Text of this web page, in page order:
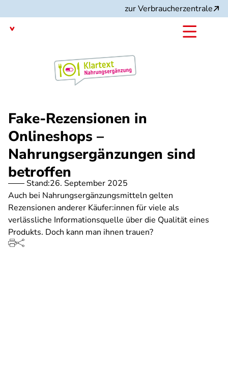
zum
Inhalt
zur Verbraucherzentrale
Fake-Rezensionen in
Onlineshops –
Nahrungsergänzungen sind
betroffen
Stand:26. September 2025
Auch bei Nahrungsergänzungsmitteln gelten
Rezensionen anderer Käufer:innen für viele als
verlässliche Informationsquelle über die Qualität eines
Produkts. Doch kann man ihnen trauen?